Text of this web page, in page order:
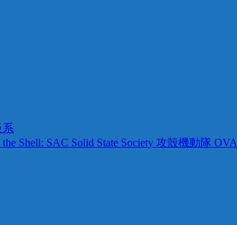
系
the Shell: SAC Solid State Society 攻殼機動隊 OVA